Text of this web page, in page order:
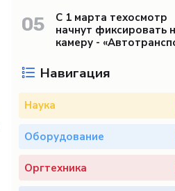
05
С 1 марта техосмотр
начнут фиксировать
камеру -
Навигация
Наука
Оборудование
Оргтехника